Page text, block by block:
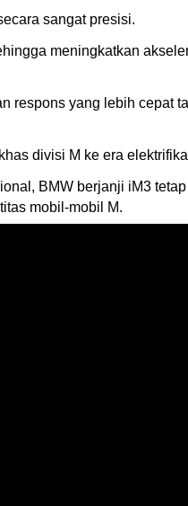
sangat presisi.
meningkatkan
respons yang lebih cepat
divisi M ke era
BMW berjanji iM3
mobil-mobil M.